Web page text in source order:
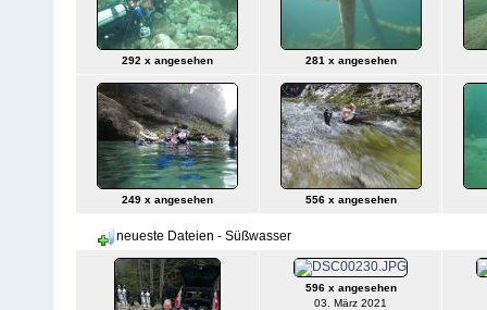
292 x angesehen 281 x angesehen
249 x angesehen 556 x angesehen
neueste Dateien - Süßwasser
596 x angesehen
03. März 2021